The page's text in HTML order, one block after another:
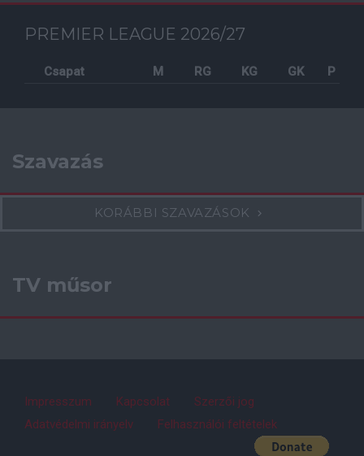
PREMIER LEAGUE 2026/27
Csapat M RG KG GK P
Szavazás
KORÁBBI SZAVAZÁSOK
TV műsor
Impresszum Kapcsolat
Szerzői jog
Adatvédelmi irányelv
Felhasználói feltételek